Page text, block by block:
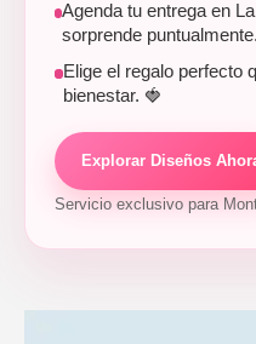
Agenda tu entrega en
sorprende puntualmente.
Elige el regalo perfecto
bienestar. 🍓
Explorar Diseños
Servicio exclusivo para